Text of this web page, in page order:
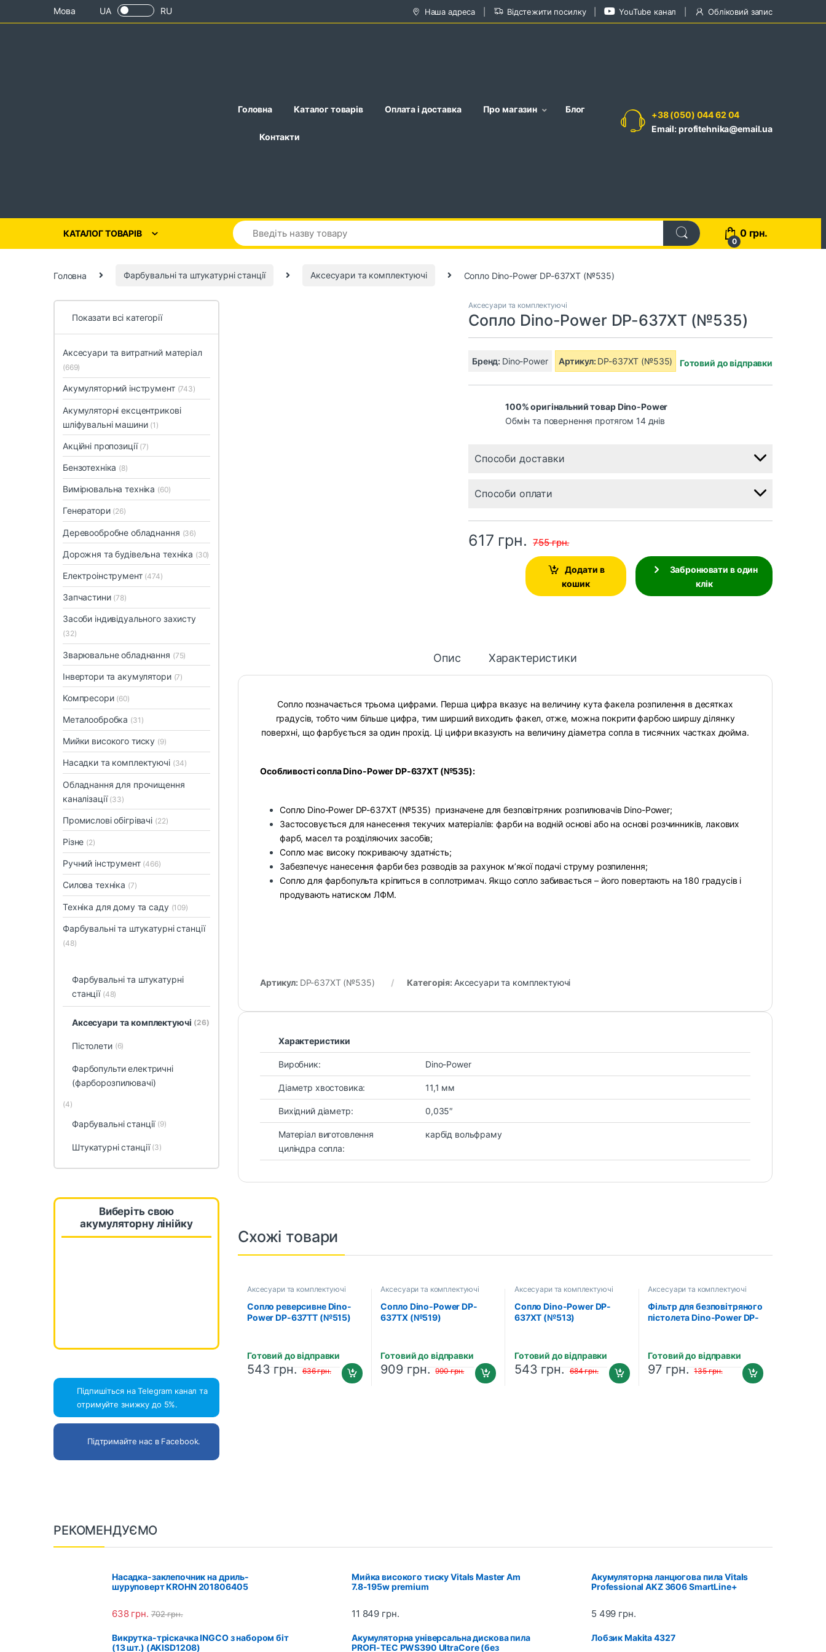
Skip to navigation
Skip to contentМова UA RU Наша адреса Відстежити посилку YouTube канал Обліковий запис
Головна Каталог товарів Оплата і доставка Про магазин Блог
Контакти
+38 (050) 044 62 04
Email: profitehnika@email.ua
КАТАЛОГ ТОВАРІВ
0
0 грн.
Головна Фарбувальні та штукатурні станції Аксесуари та комплектуючі Сопло Dino-Power DP-637XT (№535)
Аксесуари та комплектуючі
Сопло Dino-Power DP-637XT (№535)
Бренд: Dino-Power Артикул: DP-637XT (№535) Готовий до відправки
100% оригінальний товар Dino-Power
Обмін та повернення протягом 14 днів
Способи доставки
Способи оплати
617 грн. 755грн.
Додати в
кошик
Забронювати в один
клік
Опис Характеристики
Cопло позначається трьома цифрами. Перша цифра вказує на величину кута факела розпилення в десятках
градусів, тобто чим більше цифра, тим ширший виходить факел, отже, можна покрити фарбою ширшу ділянку
поверхні, що фарбується за один прохід. Ці цифри вказують на величину діаметра сопла в тисячних частках дюйма.
Особливості сопла Dino-Power DP-637XT (№535):
Сопло Dino-Power DP-637XT (№535) призначене для безповітряних розпилювачів Dino-Power;
Застосовується для нанесення текучих матеріалів: фарби на водній основі або на основі розчинників, лакових
фарб, масел та розділяючих засобів;
Сопло має високу покриваючу здатність;
Забезпечує нанесення фарби без розводів за рахунок м’якої подачі струму розпилення;
Сопло для фарбопульта кріпиться в соплотримач. Якщо сопло забивається – його повертають на 180 градусів і
продувають натиском ЛФМ.
Артикул: DP-637XT (№535) Категорія: Аксесуари та комплектуючі
Характеристики
Виробник: Dino-Power
Діаметр хвостовика: 11,1 мм
Вихідний діаметр: 0,035″
Матеріал виготовлення
циліндра сопла:
карбід вольфраму
Схожі товари
Аксесуари та комплектуючі
Сопло реверсивне Dino-
Power DP-637TT (№515)
Готовий до відправки
543 грн. 636грн.
Аксесуари та комплектуючі
Сопло Dino-Power DP-
637TX (№519)
Готовий до відправки
909 грн. 990грн.
Аксесуари та комплектуючі
Сопло Dino-Power DP-
637XT (№513)
Готовий до відправки
543 грн. 684грн.
Аксесуари та комплектуючі
Фільтр для безповітряного
пістолета Dino-Power DP-
Готовий до відправки
97 грн. 135грн.
Показати всі категорії
Аксесуари та витратний матеріал
(669)
Акумуляторний інструмент (743)
Акумуляторні ексцентрикові
шліфувальні машини (1)
Акційні пропозиції (7)
Бензотехніка (8)
Вимірювальна техніка (60)
Генератори (26)
Деревообробне обладнання (36)
Дорожня та будівельна техніка (30)
Електроінструмент (474)
Запчастини (78)
Засоби індивідуального захисту
(32)
Зварювальне обладнання (75)
Інвертори та акумулятори (7)
Компресори (60)
Металообробка (31)
Мийки високого тиску (9)
Насадки та комплектуючі (34)
Обладнання для прочищення
каналізації (33)
Промислові обігрівачі (22)
Різне (2)
Ручний інструмент (466)
Силова техніка (7)
Техніка для дому та саду (109)
Фарбувальні та штукатурні станції
(48)
Фарбувальні та штукатурні
станції (48)
Аксесуари та комплектуючі (26)
Пістолети (6)
Фарбопульти електричні
(фарборозпилювачі)
(4)
Фарбувальні станції (9)
Штукатурні станції (3)
Виберіть свою
акумуляторну лінійку
Підпишіться на Telegram канал та
отримуйте знижку до 5%.
Підтримайте нас в Facebook.
РЕКОМЕНДУЄМО
Насадка-заклепочник на дриль-
шуруповерт KROHN 201806405
638 грн. 702грн.
Мийка високого тиску Vitals Master Am
7.8-195w premium
11 849 грн.
Акумуляторна ланцюгова пила Vitals
Professional AKZ 3606 SmartLine+
5 499 грн.
Викрутка-тріскачка INGCO з набором біт
(13 шт.) (AKISD1208)
Акумуляторна універсальна дискова пила
PROFI-TEC PWS390 UltraCore (без
Лобзик Makita 4327